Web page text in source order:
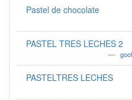
Pastel de chocolate
PASTEL TRES LECHES 2
PASTELTRES LECHES